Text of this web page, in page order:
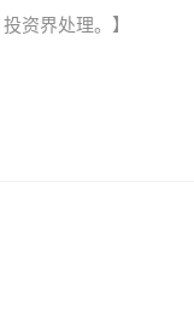
资界处理。】